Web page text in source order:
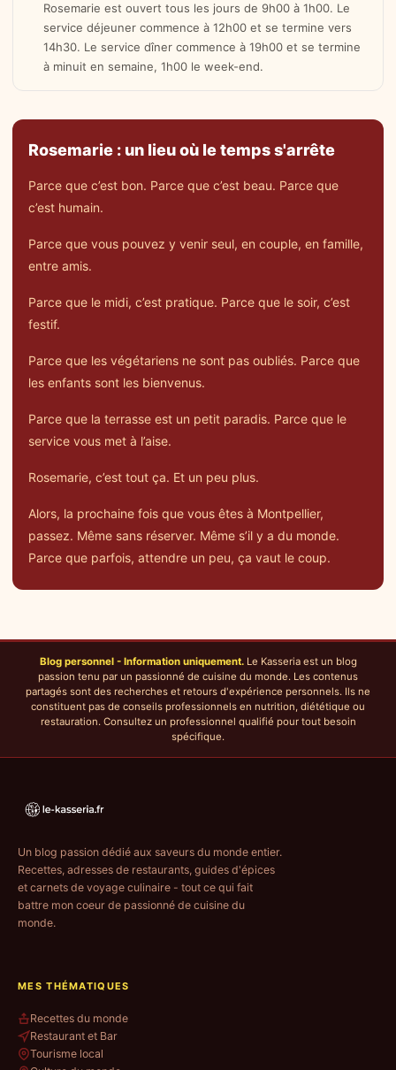
Rosemarie est ouvert tous les jours de 9h00 à 1h00. Le
service déjeuner commence à 12h00 et se termine vers
14h30. Le service dîner commence à 19h00 et se termine
à minuit en semaine, 1h00 le week-end.
Rosemarie : un lieu où le temps s'arrête
Parce que c’est bon. Parce que c’est beau. Parce que
c’est humain.
Parce que vous pouvez y venir seul, en couple, en famille,
entre amis.
Parce que le midi, c’est pratique. Parce que le soir, c’est
festif.
Parce que les végétariens ne sont pas oubliés. Parce que
les enfants sont les bienvenus.
Parce que la terrasse est un petit paradis. Parce que le
service vous met à l’aise.
Rosemarie, c’est tout ça. Et un peu plus.
Alors, la prochaine fois que vous êtes à Montpellier,
passez. Même sans réserver. Même s’il y a du monde.
Parce que parfois, attendre un peu, ça vaut le coup.
Blog personnel - Information uniquement.Le Kasseria est un blog
passion tenu par un passionné de cuisine du monde. Les contenus
partagés sont des recherches et retours d'expérience personnels. Ils ne
constituent pas de conseils professionnels en nutrition, diététique ou
restauration. Consultez un professionnel qualifié pour tout besoin
spécifique.
Un blog passion dédié aux saveurs du monde entier.
Recettes, adresses de restaurants, guides d'épices
et carnets de voyage culinaire - tout ce qui fait
battre mon coeur de passionné de cuisine du
monde.
MES THÉMATIQUES
Recettes du monde
Restaurant et Bar
Tourisme local